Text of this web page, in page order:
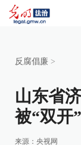
反腐倡廉 >
山东省
被“双开”
来源： 央视网